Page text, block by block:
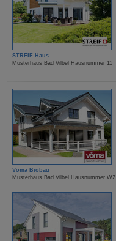
STREIF Haus
Musterhaus Bad Vilbel Hausnummer 11
Vöma Biobau
Musterhaus Bad Vilbel Hausnummer W2